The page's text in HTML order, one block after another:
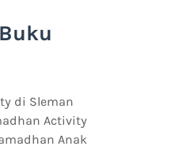
di Sleman
Activity
Anak